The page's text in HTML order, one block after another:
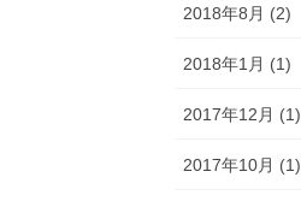
2018年8月 (2)
2018年1月 (1)
2017年12月 (1)
2017年10月 (1)